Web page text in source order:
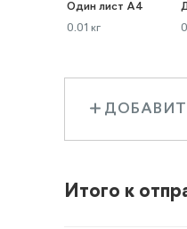
Один лист А4
0.01 кг
Итого к